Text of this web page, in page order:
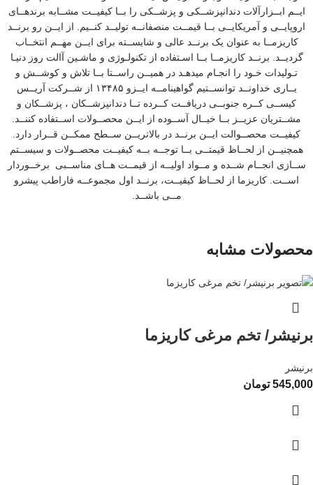
ایــم ابــزارآلات دندانپزشــکی و پزشــکی را بــا کیفیــت مشــابه برندهــای
اروپایــی و آمریکایــی بــا قیمــت منصفانــه تولیــد کنــیم. از ایــن رو برنــد
کاریزمــا به عنوان یک برنــد عالی و شایســته برای ایــن مهــم انتخــاب
گردیــد. برنــد کاریزمــا بــا اسـتفاده از تکنولـوژی و ماشـین آالت روز دنیـا
تـولیدات خـود را انجـام میدهـد در همیــن راســتا بــا تلاش و کوشــش و
یــاری خداونــد توانســتیم گواهینامــه ایــزو ۱۳۴۸۵ از شــرکت آریــس
کیســی کــره جنوبــی دریافــت کــرده تــا دندانپزشــکان ، پزشــکان و
مشــتریان عزیــز بــا خیــال آســوده از ایــن محصــولات اســتفاده کننــد.
کیفیــت محصــوالت ایــن برنــد در بالاتریــن ســطح ممکــن قــرار دارد.
همچنیــن از لحــاظ قیمتــی بــا توجــه بــه کیفیــت محصــولات و سیســتم
ســازی انجــام شــده و مــواد اولیــه از قیمــت هــای مناســبی برخــوردار
اســت. کاریزما از لحــاظ کیفیــت، برنــد اول مجموعــه فاراطب پیشرو
مــی باشــد.
محصولات مشابه
برنیشر/ تخم مرغی کاریزما
برنیشر
545,000 تومان